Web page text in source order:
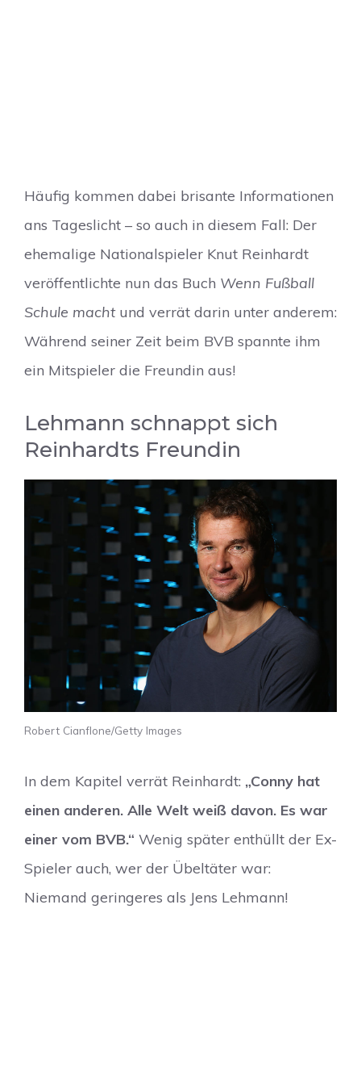
Häufig kommen dabei brisante Informationen
ans Tageslicht – so auch in diesem Fall: Der
ehemalige Nationalspieler Knut Reinhardt
veröffentlichte nun das Buch Wenn Fußball
Schule macht und verrät darin unter anderem:
Während seiner Zeit beim BVB spannte ihm
ein Mitspieler die Freundin aus!
Lehmann schnappt sich
Reinhardts Freundin
Robert Cianflone/Getty Images
In dem Kapitel verrät Reinhardt: „Conny hat
einen anderen. Alle Welt weiß davon. Es war
einer vom BVB.“ Wenig später enthüllt der Ex-
Spieler auch, wer der Übeltäter war:
Niemand geringeres als Jens Lehmann!